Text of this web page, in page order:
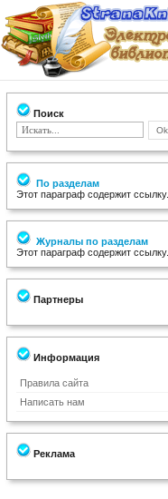
Поиск
По разделам
Этот параграф содержит ссылку.
Журналы по разделам
Этот параграф содержит ссылку.
Партнеры
Информация
Правила сайта
Написать нам
Реклама